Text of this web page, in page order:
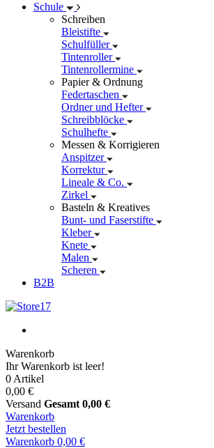
Schule
Schreiben
Bleistifte
Schulfüller
Tintenroller
Tintenrollermine
Papier & Ordnung
Federtaschen
Ordner und Hefter
Schreibblöcke
Schulhefte
Messen & Korrigieren
Anspitzer
Korrektur
Lineale & Co.
Zirkel
Basteln & Kreatives
Bunt- und Faserstifte
Kleber
Knete
Malen
Scheren
B2B
Warenkorb
Ihr Warenkorb ist leer!
0 Artikel
0,00 €
Versand Gesamt 0,00 €
Warenkorb
Jetzt bestellen
Warenkorb 0,00 €